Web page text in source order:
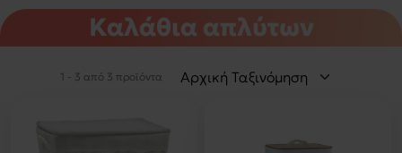
Καλάθια απλύτων
1 - 3 από 3 προϊόντα